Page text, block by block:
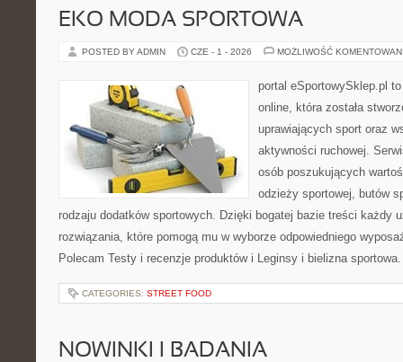
EKO MODA SPORTOWA
POSTED BY ADMIN CZE - 1 - 2026 MOŻLIWOŚĆ
portal eSportowySklep.pl
online, która została
uprawiających sport oraz
aktywności ruchowej.
osób poszukujących
odzieży sportowej, butów
rodzaju dodatków sportowych. Dzięki bogatej bazie treści każdy
rozwiązania, które pomogą mu w wyborze odpowiedniego
Polecam Testy i recenzje produktów i Leginsy i bielizna
CATEGORIES: STREET FOOD
NOWINKI I BADANIA